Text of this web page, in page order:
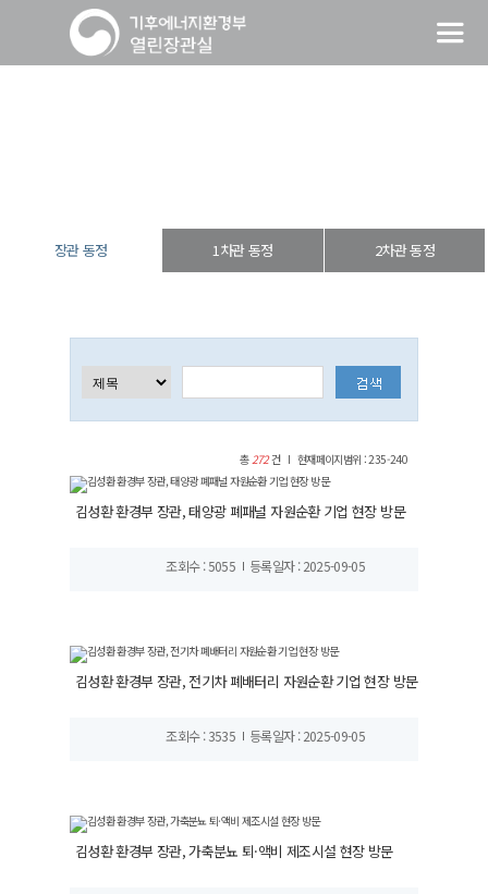
장관 동정 1차관 동정 2차관 동정
총272건 현재페이지범위 : 235-240
김성환 환경부 장관, 태양광 폐패널 자원순환 기업 현장 방문
조회수 : 5055 등록일자 : 2025-09-05
김성환 환경부 장관, 전기차 폐배터리 자원순환 기업 현장 방문
조회수 : 3535 등록일자 : 2025-09-05
김성환 환경부 장관, 가축분뇨 퇴·액비 제조시설 현장 방문